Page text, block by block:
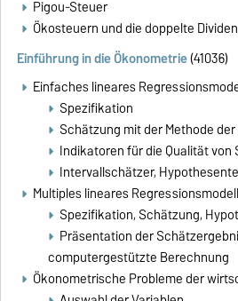
Pigou-Steuer
Ökosteuern und die doppelte
Einführung in die Ökonometrie(41036)
Einfaches lineares
Spezifikation
Schätzung mit der Methode
Indikatoren für die Qualität von
Intervallschätzer,
Multiples lineares Regressionsmodell
Spezifikation, Schätzung,
Präsentation der
computergestützte Berechnung
Ökonometrische Probleme der